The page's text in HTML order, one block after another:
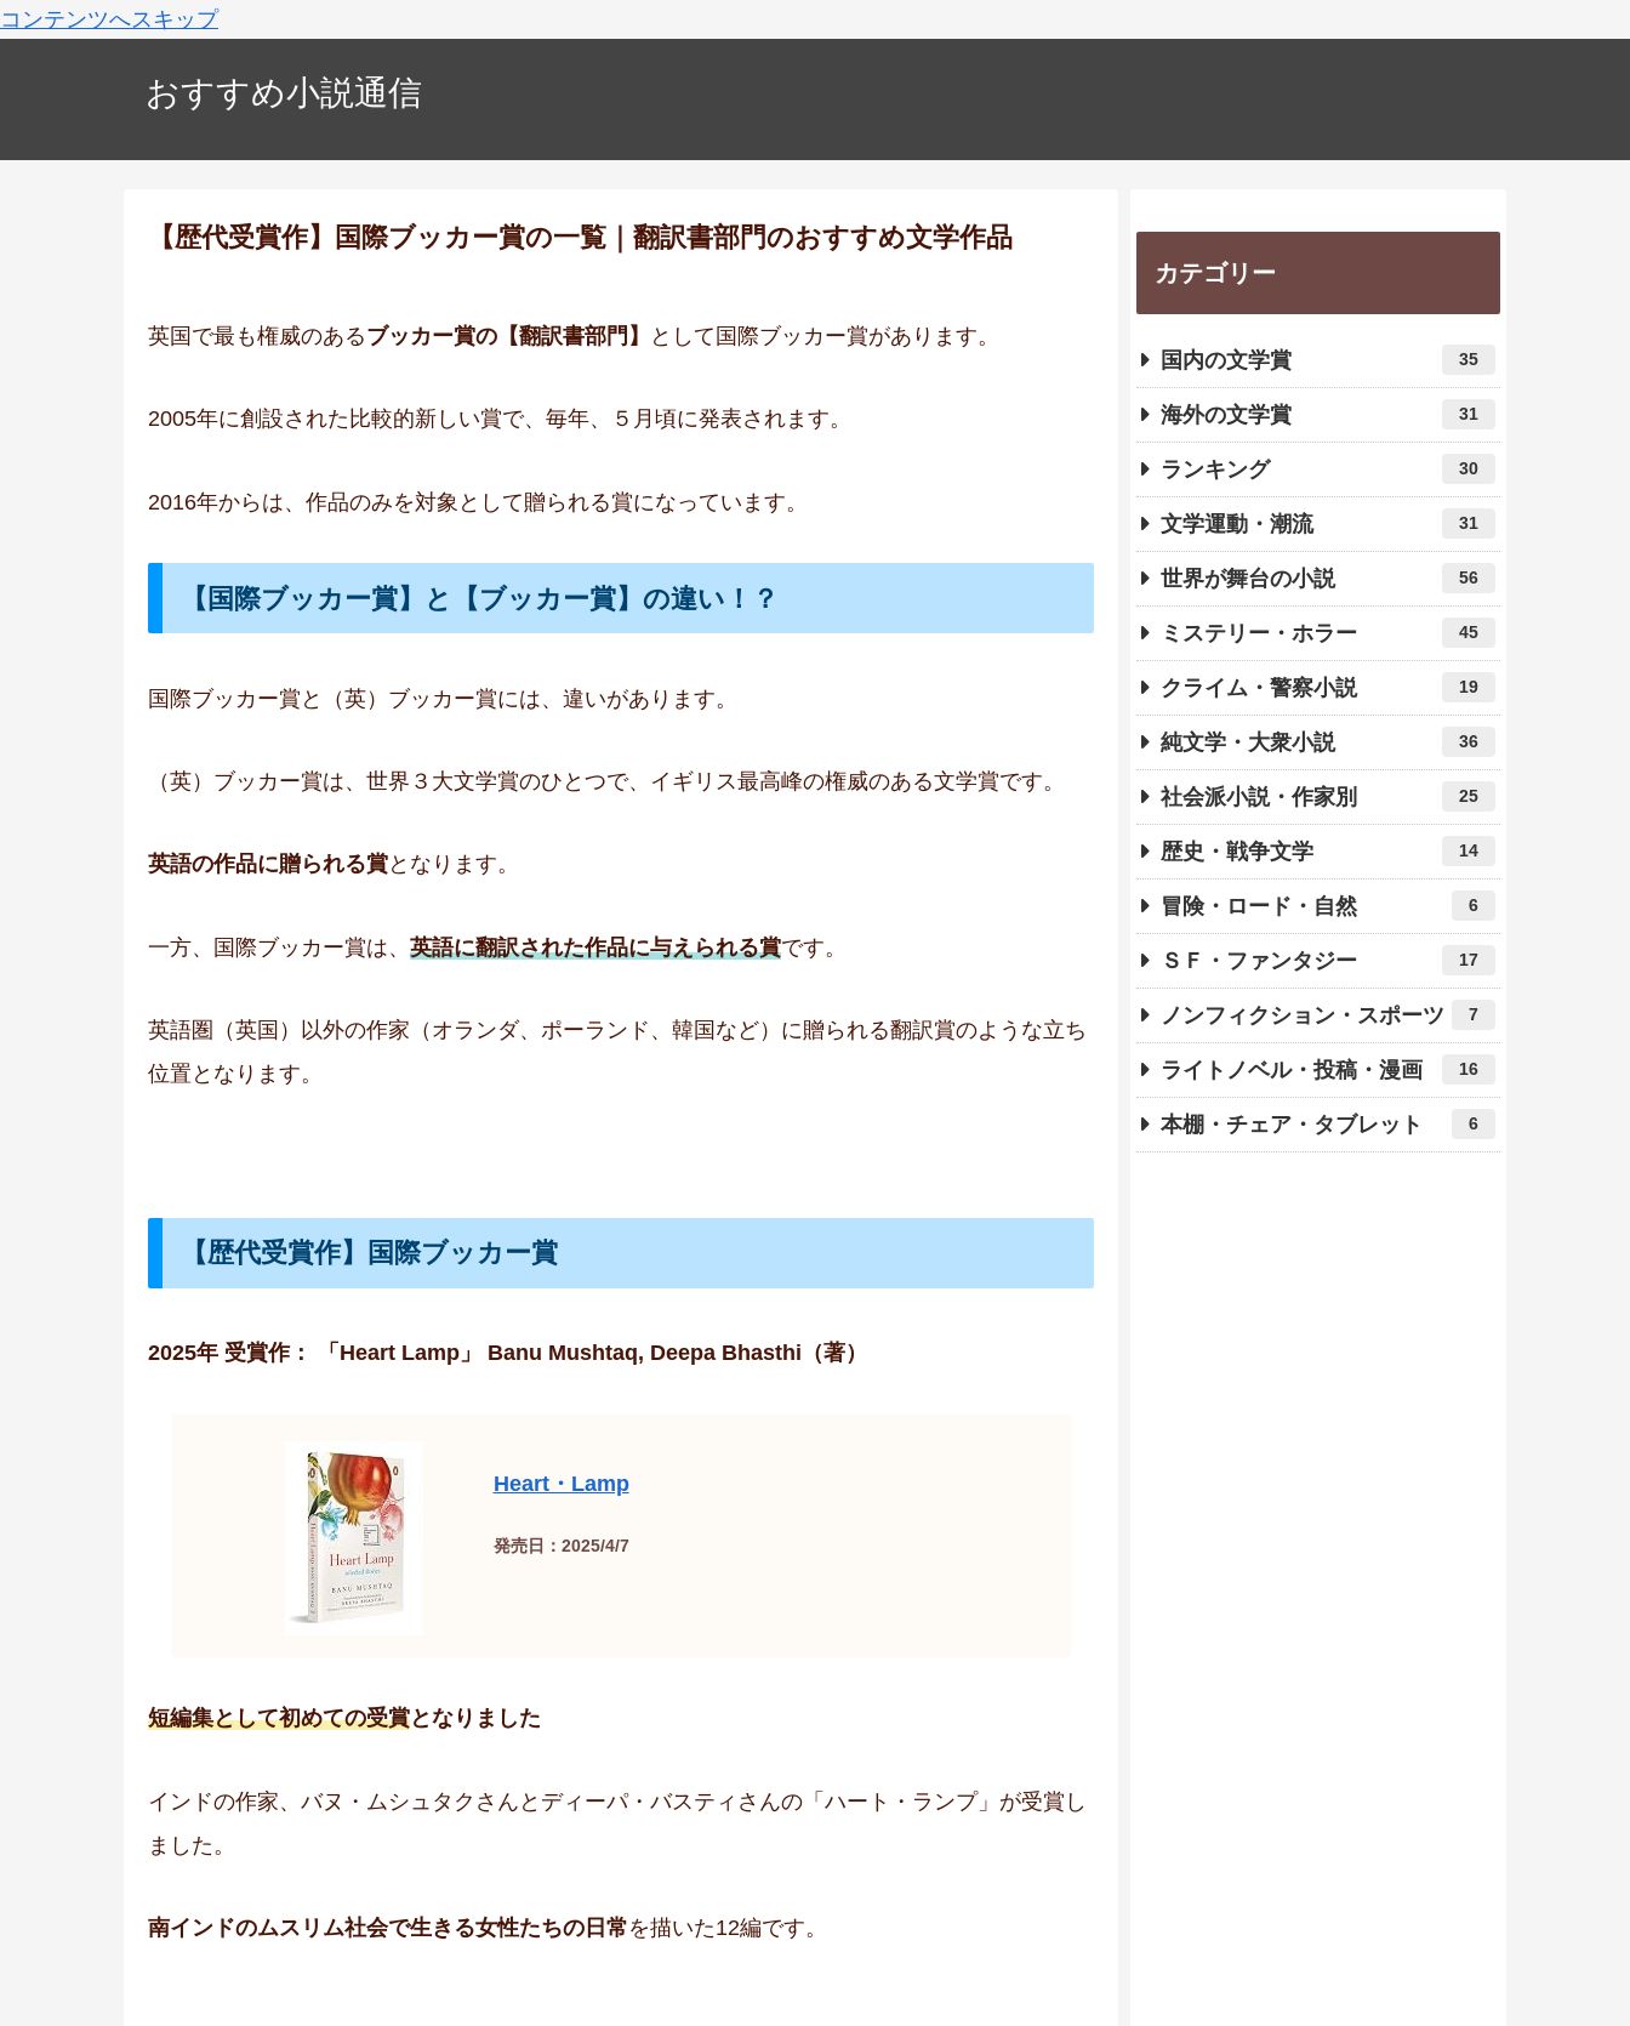
コンテンツへスキップ
おすすめ小説通信
【歴代受賞作】国際ブッカー賞の一覧｜翻訳書部門のおすすめ文学作品
英国で最も権威のあるブッカー賞の【翻訳書部門】 として国際ブッカー賞があります。
2005年に創設された比較的新しい賞で、毎年、５月頃に発表されます。
2016年からは、作品のみを対象として贈られる賞になっています。
【国際ブッカー賞】と【ブッカー賞】の違い！？
国際ブッカー賞と（英）ブッカー賞には、違いがあります。
（英）ブッカー賞は、世界３大文学賞のひとつで、イギリス最高峰の権威のある文学賞です。
英語の作品に贈られる賞となります。
一方、国際ブッカー賞は、 英語に翻訳された作品に与えられる賞です。
英語圏（英国）以外の作家（オランダ、ポーランド、韓国など）に贈られる翻訳賞のような立ち
位置となります。
【歴代受賞作】国際ブッカー賞
2025年 受賞作： 「Heart Lamp」 Banu Mushtaq, Deepa Bhasthi（著）
Heart・Lamp
発売日：2025/4/7
短編集として初めての受賞となりました
インドの作家、バヌ・ムシュタクさんとディーパ・バスティさんの「ハート・ランプ」が受賞し
ました。
南インドのムスリム社会で生きる女性たちの日常を描いた12編です。
カテゴリー
国内の文学賞 35
海外の文学賞 31
ランキング 30
文学運動・潮流 31
世界が舞台の小説 56
ミステリー・ホラー 45
クライム・警察小説 19
純文学・大衆小説 36
社会派小説・作家別 25
歴史・戦争文学 14
冒険・ロード・自然 6
ＳＦ・ファンタジー 17
ノンフィクション・スポーツ 7
ライトノベル・投稿・漫画 16
本棚・チェア・タブレット 6